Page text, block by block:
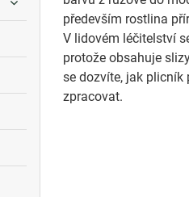
především rostlina
V lidovém léčitelství
protože obsahuje
se dozvíte, jak plicník
zpracovat.